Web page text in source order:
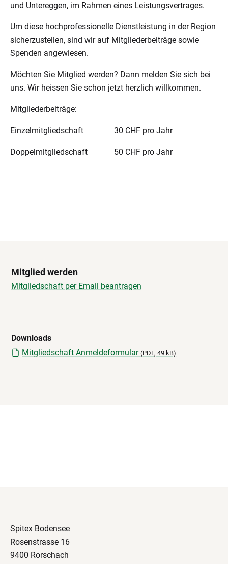
und Untereggen, im Rahmen eines Leistungsvertrages.
Um diese hochprofessionelle Dienstleistung in der Region
sicherzustellen, sind wir auf Mitgliederbeiträge sowie
Spenden angewiesen.
Möchten Sie Mitglied werden? Dann melden Sie sich bei
uns. Wir heissen Sie schon jetzt herzlich willkommen.
Mitgliederbeiträge:
Einzelmitgliedschaft 30 CHF pro Jahr
Doppelmitgliedschaft 50 CHF pro Jahr
Mitglied werden
Mitgliedschaft per Email beantragen
Downloads
Mitgliedschaft Anmeldeformular(PDF, 49 kB)
Spitex Bodensee
Rosenstrasse 16
9400 Rorschach